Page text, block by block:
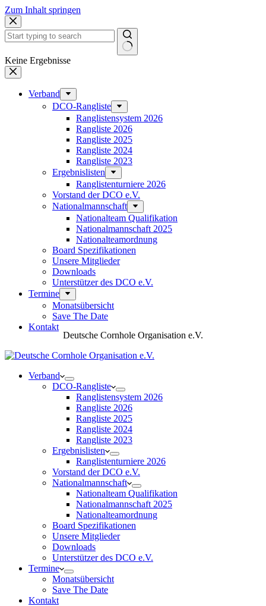
Zum Inhalt springen
Keine Ergebnisse
Verband
DCO-Rangliste
Ranglistensystem 2026
Rangliste 2026
Rangliste 2025
Rangliste 2024
Rangliste 2023
Ergebnislisten
Ranglistenturniere 2026
Vorstand der DCO e.V.
Nationalmannschaft
Nationalteam Qualifikation
Nationalmannschaft 2025
Nationalteamordnung
Board Spezifikationen
Unsere Mitglieder
Downloads
Unterstützer des DCO e.V.
Termine
Monatsübersicht
Save The Date
Kontakt
Deutsche Cornhole Organisation e.V.
Verband
DCO-Rangliste
Ranglistensystem 2026
Rangliste 2026
Rangliste 2025
Rangliste 2024
Rangliste 2023
Ergebnislisten
Ranglistenturniere 2026
Vorstand der DCO e.V.
Nationalmannschaft
Nationalteam Qualifikation
Nationalmannschaft 2025
Nationalteamordnung
Board Spezifikationen
Unsere Mitglieder
Downloads
Unterstützer des DCO e.V.
Termine
Monatsübersicht
Save The Date
Kontakt